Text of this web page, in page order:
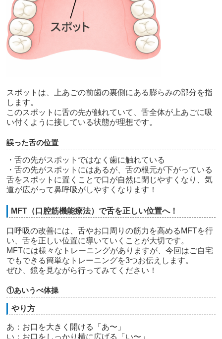
スポットは、上あごの前歯の裏側にある膨らみの部分を指
します。
このスポットに舌の先が触れていて、舌全体が上あごに吸
い付くように接している状態が理想です。
誤った舌の位置
・舌の先がスポットではなく歯に触れている
・舌の先がスポットにはあるが、舌の根元が下がっている
舌をスポットに置くことで口が自然に閉じやすくなり、気
道が広がって鼻呼吸がしやすくなります！
MFT（口腔筋機能療法）で舌を正しい位置へ！
口呼吸の改善には、舌やお口周りの筋力を高めるMFTを行
い、舌を正しい位置に導いていくことが大切です。
MFTには様々なトレーニングがありますが、今回はご自宅
でもできる簡単なトレーニングを3つお伝えします。
ぜひ、鏡を見ながら行ってみてください！
①あいうべ体操
やり方
あ：お口を大きく開ける「あ〜」
い：お口をしっかり横に広げる「い〜」